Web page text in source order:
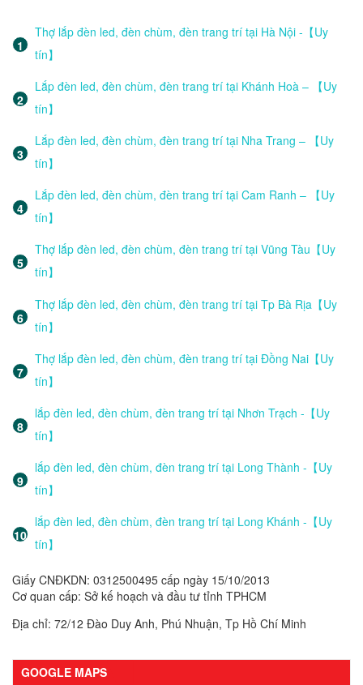
Thợ lắp đèn led, đèn chùm, đèn trang trí tại Hà Nội -【Uy
tín】
Lắp đèn led, đèn chùm, đèn trang trí tại Khánh Hoà – 【Uy
tín】
Lắp đèn led, đèn chùm, đèn trang trí tại Nha Trang – 【Uy
tín】
Lắp đèn led, đèn chùm, đèn trang trí tại Cam Ranh – 【Uy
tín】
Thợ lắp đèn led, đèn chùm, đèn trang trí tại Vũng Tàu【Uy
tín】
Thợ lắp đèn led, đèn chùm, đèn trang trí tại Tp Bà Rịa【Uy
tín】
Thợ lắp đèn led, đèn chùm, đèn trang trí tại Đồng Nai【Uy
tín】
lắp đèn led, đèn chùm, đèn trang trí tại Nhơn Trạch -【Uy
tín】
lắp đèn led, đèn chùm, đèn trang trí tại Long Thành -【Uy
tín】
lắp đèn led, đèn chùm, đèn trang trí tại Long Khánh -【Uy
tín】
Giấy CNĐKDN: 0312500495 cấp ngày 15/10/2013
Cơ quan cấp: Sở kế hoạch và đầu tư tỉnh TPHCM
Địa chỉ: 72/12 Đào Duy Anh, Phú Nhuận, Tp Hồ Chí Minh
GOOGLE MAPS